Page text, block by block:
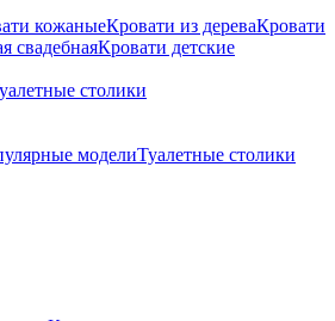
кожаныеКровати из дереваКровати
свадебнаяКровати детские
столики
моделиТуалетные столики